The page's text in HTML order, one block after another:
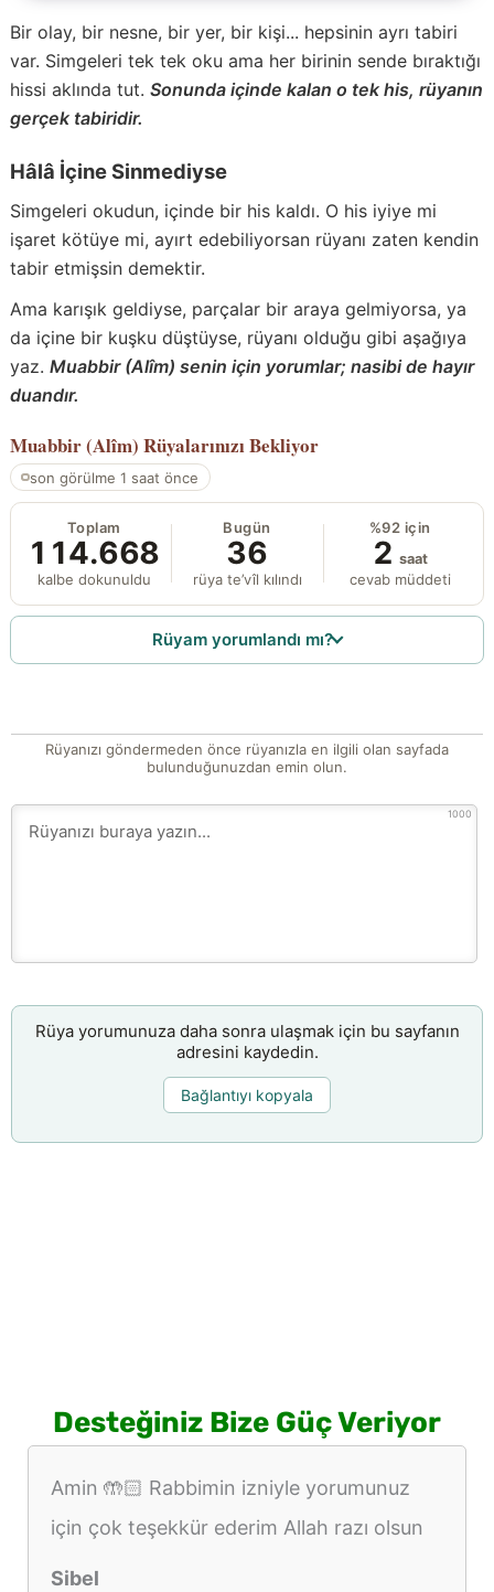
Bir olay, bir nesne, bir yer, bir kişi... hepsinin ayrı tabiri
var. Simgeleri tek tek oku ama her birinin sende bıraktığı
hissi aklında tut. Sonunda içinde kalan o tek his, rüyanın
gerçek tabiridir.
Hâlâ İçine Sinmediyse
Simgeleri okudun, içinde bir his kaldı. O his iyiye mi
işaret kötüye mi, ayırt edebiliyorsan rüyanı zaten kendin
tabir etmişsin demektir.
Ama karışık geldiyse, parçalar bir araya gelmiyorsa, ya
da içine bir kuşku düştüyse, rüyanı olduğu gibi aşağıya
yaz. Muabbir (Alîm) senin için yorumlar; nasibi de hayır
duandır.
Muabbir (Alîm) Rüyalarınızı Bekliyor
son görülme 1 saat önce
Toplam
114.668
kalbe dokunuldu
Bugün
36
rüya te’vîl kılındı
%92 için
2 saat
cevab müddeti
Rüyam yorumlandı mı?
Rüyanızı göndermeden önce rüyanızla en ilgili olan sayfada
bulunduğunuzdan emin olun.
1000
Rüya yorumunuza daha sonra ulaşmak için bu sayfanın
adresini kaydedin.
Bağlantıyı kopyala
Desteğiniz Bize Güç Veriyor
Amin 🤲🏻 Rabbimin izniyle yorumunuz
için çok teşekkür ederim Allah razı olsun
Sibel